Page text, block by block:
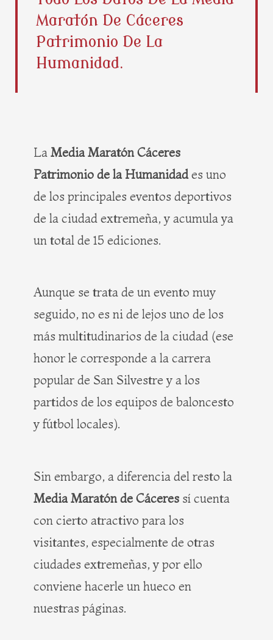
b
o
o
k
i
t
e
r
e
r
e
a
Maratón De Cáceres
Patrimonio De La
Humanidad.
La Media Maratón Cáceres
Patrimonio de la Humanidades uno
de los principales eventos deportivos
de la ciudad extremeña, y acumula ya
un total de 15 ediciones.
Aunque se trata de un evento muy
seguido, no es ni de lejos uno de los
más multitudinarios de la ciudad (ese
honor le corresponde a la carrera
popular de San Silvestre y a los
partidos de los equipos de baloncesto
y fútbol locales).
Sin embargo, a diferencia del resto la
Media Maratón de Cáceres sí cuenta
con cierto atractivo para los
visitantes, especialmente de otras
ciudades extremeñas, y por ello
conviene hacerle un hueco en
nuestras páginas.